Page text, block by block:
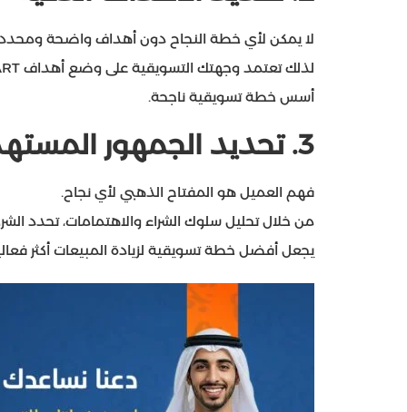
لا يمكن لأي خطة النجاح دون أهداف واضحة
أسس خطة تسويقية ناجحة.
3. تحديد الجمهور
فهم العميل هو المفتاح الذهبي لأي نجاح.
من خلال تحليل سلوك الشراء والاهتمامات، تحدد
يجعل أفضل خطة تسويقية لزيادة المبيعات أكثر